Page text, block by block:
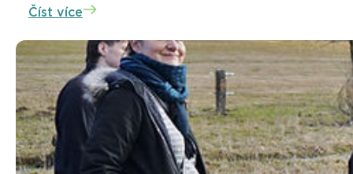
Číst více